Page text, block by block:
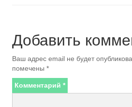
Добавить
Ваш адрес email не будет
помечены *
Комментарий *